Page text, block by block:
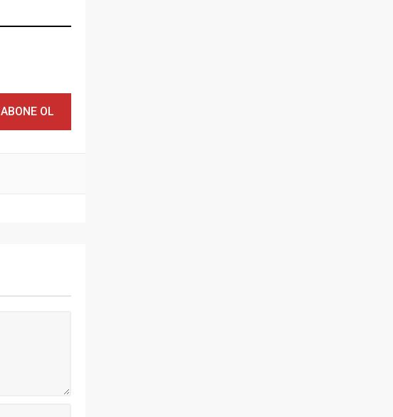
ABONE OL